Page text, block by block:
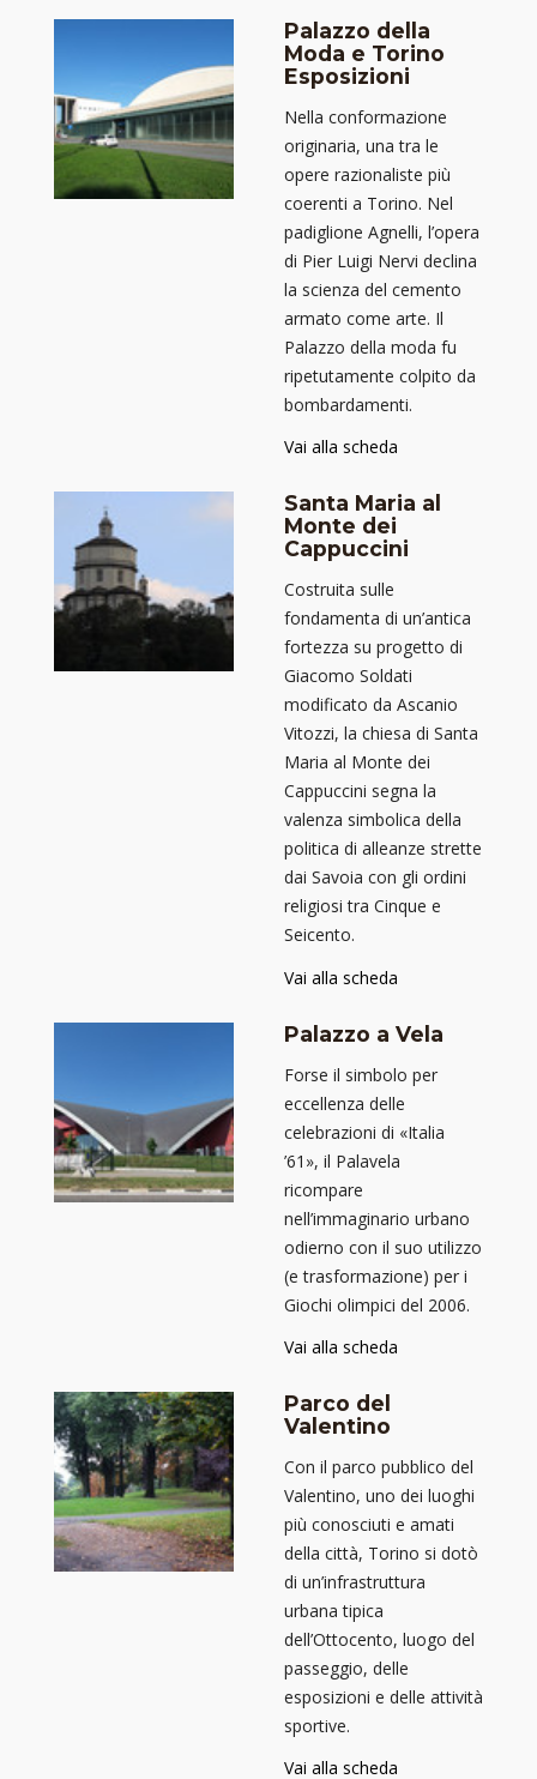
Palazzo della
Moda e Torino
Esposizioni
Nella conformazione
originaria, una tra le
opere razionaliste più
coerenti a Torino. Nel
padiglione Agnelli, l’opera
di Pier Luigi Nervi declina
la scienza del cemento
armato come arte. Il
Palazzo della moda fu
ripetutamente colpito da
bombardamenti.
Vai alla scheda
Santa Maria al
Monte dei
Cappuccini
Costruita sulle
fondamenta di un’antica
fortezza su progetto di
Giacomo Soldati
modificato da Ascanio
Vitozzi, la chiesa di Santa
Maria al Monte dei
Cappuccini segna la
valenza simbolica della
politica di alleanze strette
dai Savoia con gli ordini
religiosi tra Cinque e
Seicento.
Vai alla scheda
Palazzo a Vela
Forse il simbolo per
eccellenza delle
celebrazioni di «Italia
’61», il Palavela
ricompare
nell’immaginario urbano
odierno con il suo utilizzo
(e trasformazione) per i
Giochi olimpici del 2006.
Vai alla scheda
Parco del
Valentino
Con il parco pubblico del
Valentino, uno dei luoghi
più conosciuti e amati
della città, Torino si dotò
di un’infrastruttura
urbana tipica
dell’Ottocento, luogo del
passeggio, delle
esposizioni e delle attività
sportive.
Vai alla scheda